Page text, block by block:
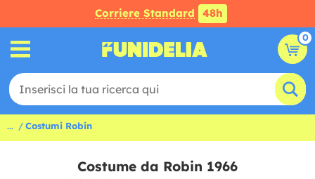
Corriere Standard 48h
0
... Costumi Robin
Costume da Robin 1966